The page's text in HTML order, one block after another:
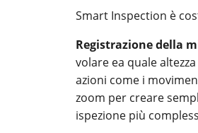
Smart Inspection è
Registrazione della
volare ea quale
azioni come i
zoom per creare
ispezione più